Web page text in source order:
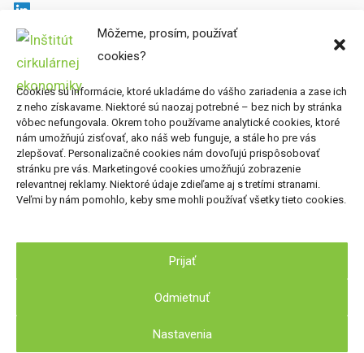
Môžeme, prosím, používať
cookies?
Cookies sú informácie, ktoré ukladáme do vášho zariadenia a zase ich
z neho získavame. Niektoré sú naozaj potrebné – bez nich by stránka
vôbec nefungovala. Okrem toho používame analytické cookies, ktoré
nám umožňujú zisťovať, ako náš web funguje, a stále ho pre vás
zlepšovať. Personalizačné cookies nám dovoľujú prispôsobovať
stránku pre vás. Marketingové cookies umožňujú zobrazenie
relevantnej reklamy. Niektoré údaje zdieľame aj s tretími stranami.
Veľmi by nám pomohlo, keby sme mohli používať všetky tieto cookies.
Prijať
Odmietnuť
Nastavenia
Cirkulárne mapy
Súbory cookies
Zásady ochrany osobných údajov
Kde nás nájdete
Inštitút cirkulárnej ekonomiky, o.z.
Nová Cvernovka
2026 © Inštitút cirkulárnej ekonomiky